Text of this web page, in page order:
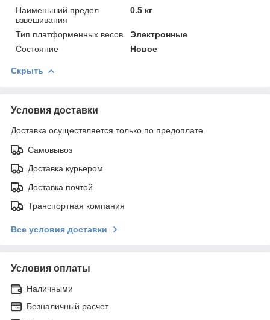
Наименьший предел
взвешивания
0.5 кг
Тип платформенных весов
Электронные
Состояние
Новое
Скрыть
Условия доставки
Доставка осуществляется только по предоплате.
Самовывоз
Доставка курьером
Доставка почтой
Транспортная компания
Все условия доставки
Условия оплаты
Наличными
Безналичный расчет